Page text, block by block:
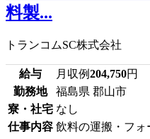
料製...
トランコムSC株式会社
給与 月収例204,750円
勤務地
福島県 郡山市
寮・社宅 なし
仕事内容 飲料の運搬・フォ